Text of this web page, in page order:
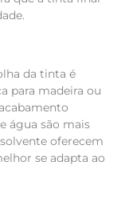
da tinta é
para madeira ou
água são mais
oferecem
se adapta ao